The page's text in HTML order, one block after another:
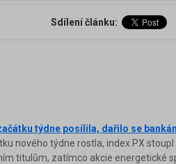
Sdílení článku:
týdne posílila, dařilo se
nového týdne rostla, index PX
titulům, zatímco akcie energetické